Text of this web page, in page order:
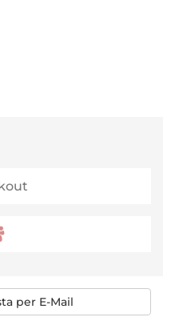
per E-Mail